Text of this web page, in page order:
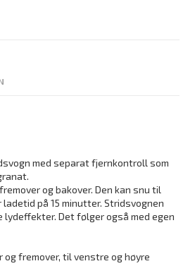
med separat fjernkontroll som
og bakover. Den kan snu til
på 15 minutter. Stridsvognen
lydeffekter. Det følger også med egen
og fremover, til venstre og høyre